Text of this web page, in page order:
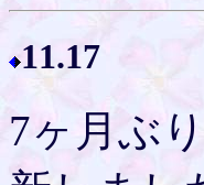
11.17
7ヶ月ぶ